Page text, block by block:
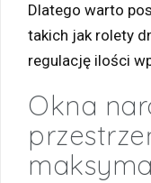
Dlatego warto
takich jak rolety
regulację ilości
Okna